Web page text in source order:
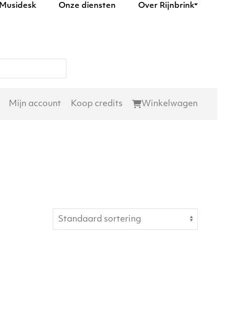
Musidesk Onze diensten Over Rijnbrink
Mijn account Koop credits Winkelwagen